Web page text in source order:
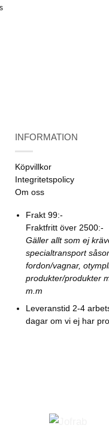
INFORMATION
Köpvillkor
Integritetspolicy
Om oss
Frakt 99:-
Fraktfritt över 2500:-
Gäller allt som ej
specialtransport
fordon/vagnar,
produkter/produkter
m.m
Leveranstid 2-4
dagar om vi ej har